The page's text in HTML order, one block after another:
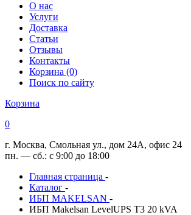
О нас
Услуги
Доставка
Статьи
Отзывы
Контакты
Корзина (0)
Поиск по сайту
Корзина
0
г. Москва, Смольная ул., дом 24А, офис 24
пн. — сб.: с 9:00 до 18:00
Главная страница -
Каталог -
ИБП MAKELSAN -
ИБП Makelsan LevelUPS T3 20 kVA